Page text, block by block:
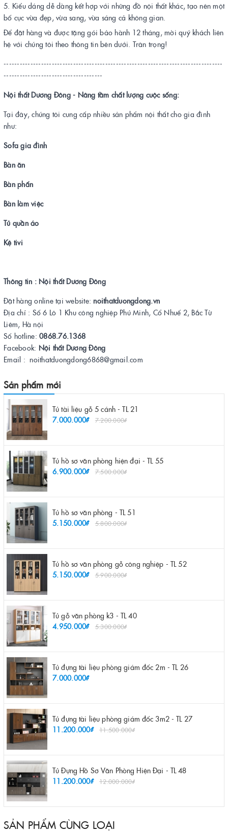
Kiểu dáng dễ dàng kết hợp với những đồ nội thất khác, tạo nên một
bố cục vừa đẹp, vừa sang, vừa sáng cả không gian.
Để đặt hàng và được tặng gói bảo hành 12 tháng, mời quý khách liên
hệ với chúng tôi theo thông tin bên dưới. Trân trọng!
----------------------------------------------------------------------------------
-------------------------------------
Nội thất Dương Đông - Nâng tầm chất lượng cuộc sống:
Tại đây, chúng tôi cung cấp nhiều sản phẩm nội thất cho gia đình
như:
Sofa gia đình
Bàn ăn
Bàn phấn
Bàn làm việc
Tủ quần áo
Kệ tivi
Thông tin : Nội thất Dương Đông
Đặt hàng online tại website:noithatduongdong.vn
Địa chỉ : Số 6 Lô 1 Khu công nghiệp Phú Minh, Cổ Nhuế 2, Bắc Từ
Liêm, Hà nội
Số hotline: 0868.76.1368
Facebook: Nội thất Dương Đông
Email : noithatduongdong6868@gmail.com
Sản phẩm mới
Tủ tài liệu gỗ 5 cánh - TL 21
7.000.000₫
7.200.000₫
Tủ hồ sơ văn phòng hiện đại - TL 55
6.900.000₫
7.500.000₫
Tủ hồ sơ văn phòng - TL 51
5.150.000₫
5.800.000₫
Tủ hồ sơ văn phòng gỗ công nghiệp - TL 52
5.150.000₫
5.900.000₫
Tủ gỗ văn phòng k3 - TL 40
4.950.000₫
5.300.000₫
Tủ đựng tài liệu phòng giám đốc 2m - TL 26
7.000.000₫
Tủ đựng tài liệu phòng giám đốc 3m2 - TL 27
11.200.000₫
11.500.000₫
Tủ Đựng Hồ Sơ Văn Phòng Hiện Đại - TL 48
11.200.000₫
12.000.000₫
SẢN PHẨM CÙNG LOẠI